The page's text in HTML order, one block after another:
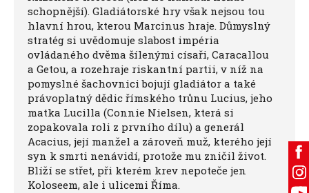
schopnější). Gladiátorské hry však nejsou tou
hlavní hrou, kterou Marcinus hraje. Důmyslný
stratég si uvědomuje slabost impéria
ovládaného dvěma šílenými císaři, Caracallou
a Getou, a rozehraje riskantní partii, v níž na
pomyslné šachovnici bojují gladiátor a také
právoplatný dědic římského trůnu Lucius, jeho
matka Lucilla (Connie Nielsen, která si
zopakovala roli z prvního dílu) a generál
Acacius, její manžel a zároveň muž, kterého její
syn k smrti nenávidí, protože mu zničil život.
Blíží se střet, při kterém krev nepoteče jen
Koloseem, ale i ulicemi Říma.